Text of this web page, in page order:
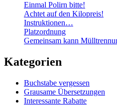
Einmal Polirn bitte!
Achtet auf den Kilopreis!
Instruktionen…
Platzordnung
Gemeinsam kann
Kategorien
Buchstabe vergessen
Grausame Übersetzungen
Interessante Rabatte